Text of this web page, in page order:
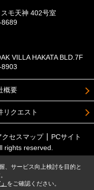
モ天神 402号室
VILLA HAKATA BLD.7F
概要
リクエスト
クセスマップ
PCサイト
rights reserved.
、サービス向上検討を目的と
をご確認ください。